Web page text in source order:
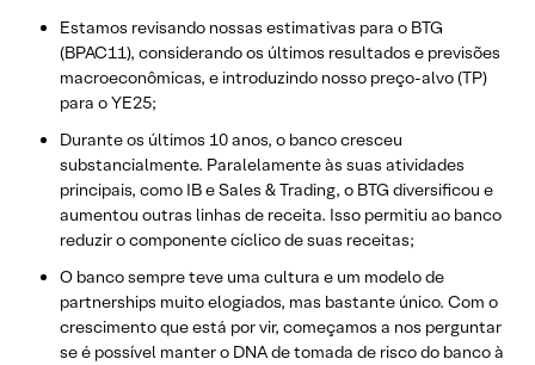
Estamos revisando nossas estimativas para o BTG
(BPAC11), considerando os últimos resultados e previsões
macroeconômicas, e introduzindo nosso preço-alvo (TP)
para o YE25;
Durante os últimos 10 anos, o banco cresceu
substancialmente. Paralelamente às suas atividades
principais, como IB e Sales & Trading, o BTG diversificou e
aumentou outras linhas de receita. Isso permitiu ao banco
reduzir o componente cíclico de suas receitas;
O banco sempre teve uma cultura e um modelo de
partnerships muito elogiados, mas bastante único. Com o
crescimento que está por vir, começamos a nos perguntar
se é possível manter o DNA de tomada de risco do banco à